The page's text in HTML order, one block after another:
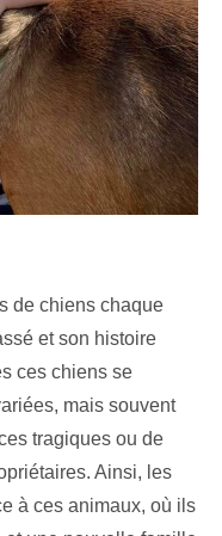
de chiens chaque
et son histoire
ces chiens se
mais souvent
tragiques ou de
Ainsi, les
à ces animaux, où ils